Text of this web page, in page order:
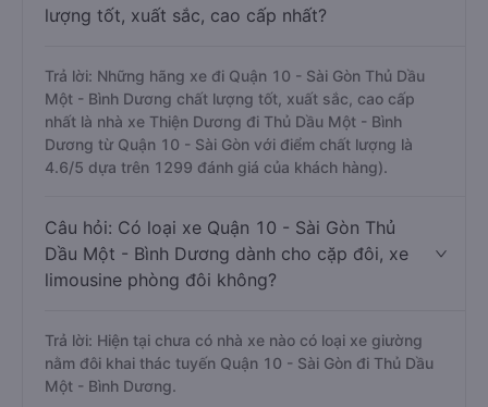
lượng tốt, xuất sắc, cao cấp nhất?
Trả lời: Những hãng xe đi Quận 10 - Sài Gòn Thủ Dầu
Một - Bình Dương chất lượng tốt, xuất sắc, cao cấp
nhất là nhà xe Thiện Dương đi Thủ Dầu Một - Bình
Dương từ Quận 10 - Sài Gòn với điểm chất lượng là
4.6/5 dựa trên 1299 đánh giá của khách hàng).
Câu hỏi: Có loại xe Quận 10 - Sài Gòn Thủ
Dầu Một - Bình Dương dành cho cặp đôi, xe
limousine phòng đôi không?
Trả lời: Hiện tại chưa có nhà xe nào có loại xe giường
nằm đôi khai thác tuyến Quận 10 - Sài Gòn đi Thủ Dầu
Một - Bình Dương.